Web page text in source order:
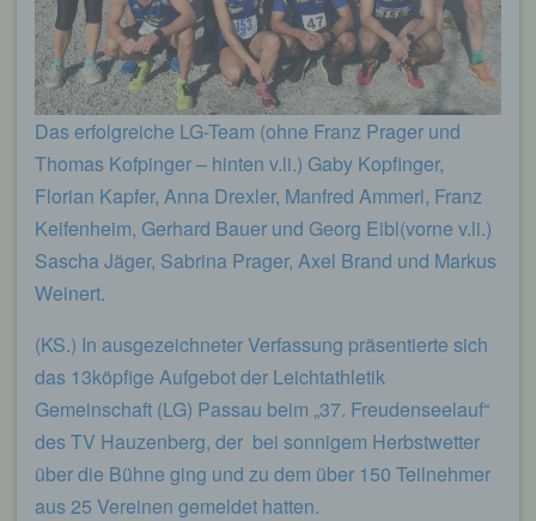
Das erfolgreiche LG-Team (ohne Franz Prager und
Thomas Kofpinger – hinten v.li.) Gaby Kopfinger,
Florian Kapfer, Anna Drexler, Manfred Ammerl, Franz
Keifenheim, Gerhard Bauer und Georg Eibl(vorne v.li.)
Sascha Jäger, Sabrina Prager, Axel Brand und Markus
Weinert.
(KS.) In ausgezeichneter Verfassung präsentierte sich
das 13köpfige Aufgebot der Leichtathletik
Gemeinschaft (LG) Passau beim „37. Freudenseelauf“
des TV Hauzenberg, der bei sonnigem Herbstwetter
über die Bühne ging und zu dem über 150 Teilnehmer
aus 25 Vereinen gemeldet hatten.